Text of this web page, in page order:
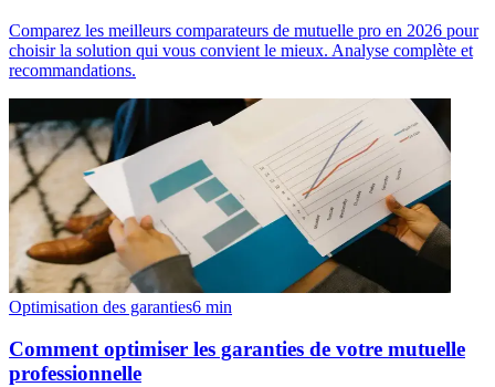
Comparez les meilleurs comparateurs de mutuelle pro en 2026 pour
choisir la solution qui vous convient le mieux. Analyse complète et
recommandations.
Optimisation des garanties6 min
Comment optimiser les garanties de votre mutuelle
professionnelle